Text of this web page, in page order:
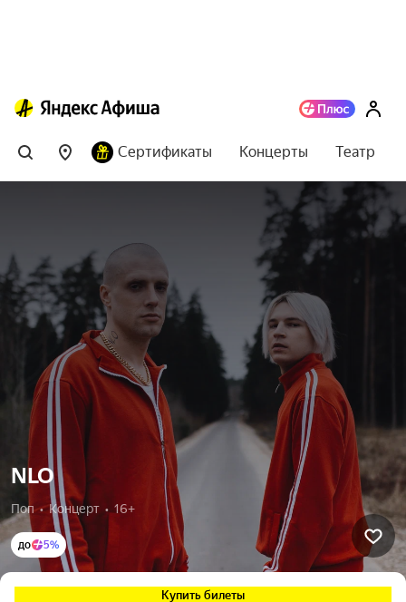
Сертификаты Концерты Театр
NLO
Поп  •  Концерт  •  16+
до 5%
Купить билеты